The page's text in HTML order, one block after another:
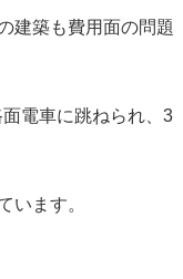
建築も費用面の問題
電車に跳ねられ、3
います。